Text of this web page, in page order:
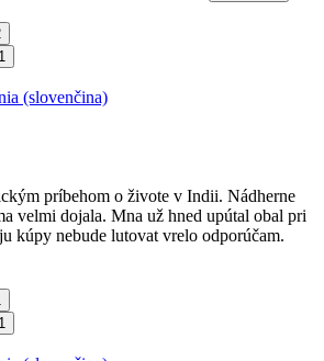
1
(slovenčina)
príbehom o živote v Indii. Nádherne
velmi dojala. Mna už hned upútal obal pri
kúpy nebude lutovat vrelo odporúčam.
1